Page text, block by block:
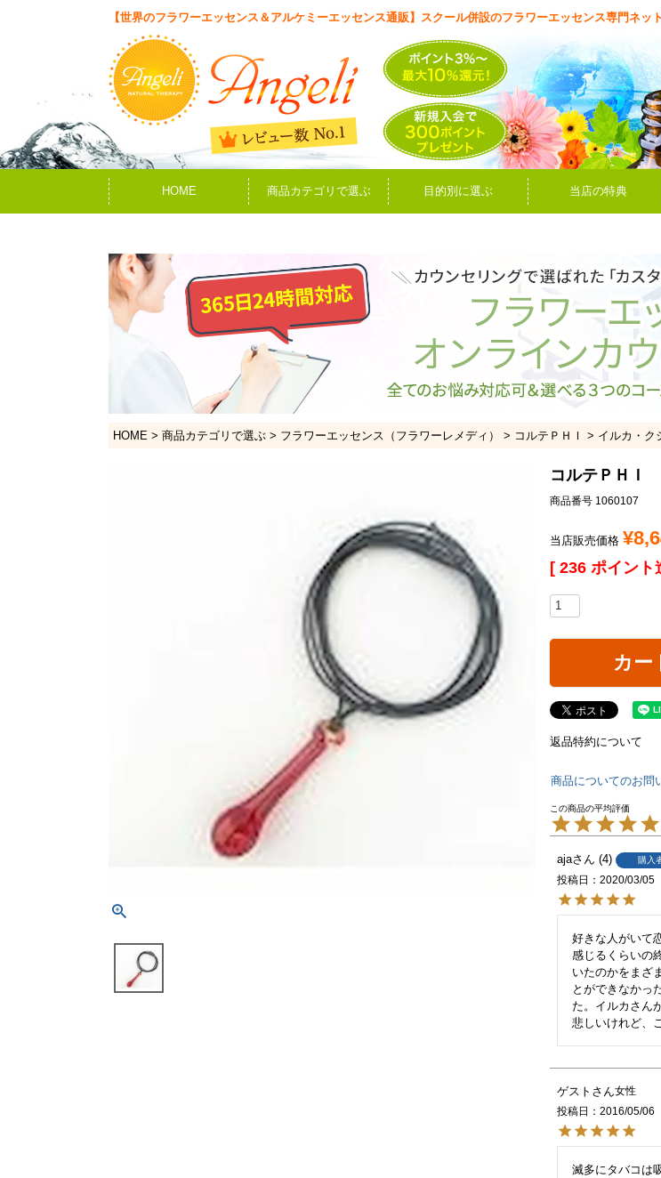
【世界のフラワーエッセンス＆アルケミーエッセンス通販】スクール併設のフラワーエッセンス専門ネッ
HOME 商品カテゴリで選ぶ 目的別に選ぶ 当店の特典
HOME 商品カテゴリで選ぶ フラワーエッセンス（フラワーレメディ） コルテＰＨＩ イルカ・ク
コルテＰＨＩ
商品番号 1060107
当店販売価格 ¥
[ 236 ポイント
カー
返品特約について
商品についてのお問
aja 4 購入
投稿日
2020/03/05
好きな人がいて
感じるくらいの
いたのかをまざ
とができなかっ
た。イルカさん
悲しいけれど、
ゲスト
女性
投稿日
2016/05/06
滅多にタバコは